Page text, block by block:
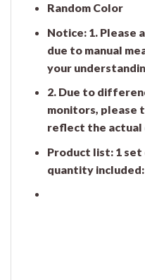
Random Color
Notice: 1. Please
due to manual
your
2. Due to
monitors, please
reflect the actual
Product list: 1
quantity